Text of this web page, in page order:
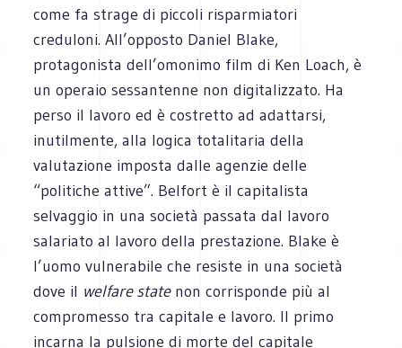
come fa strage di piccoli risparmiatori
creduloni. All’opposto Daniel Blake,
protagonista dell’omonimo film di Ken Loach, è
un operaio sessantenne non digitalizzato. Ha
perso il lavoro ed è costretto ad adattarsi,
inutilmente, alla logica totalitaria della
valutazione imposta dalle agenzie delle
“politiche attive”. Belfort è il capitalista
selvaggio in una società passata dal lavoro
salariato al lavoro della prestazione. Blake è
l’uomo vulnerabile che resiste in una società
dove il welfare statenon corrisponde più al
compromesso tra capitale e lavoro. Il primo
incarna la pulsione di morte del capitale